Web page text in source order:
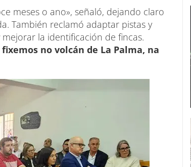
meses o ano», señaló, dejando claro
También reclamó adaptar pistas y
la identificación de fincas.
no volcán de La Palma, na